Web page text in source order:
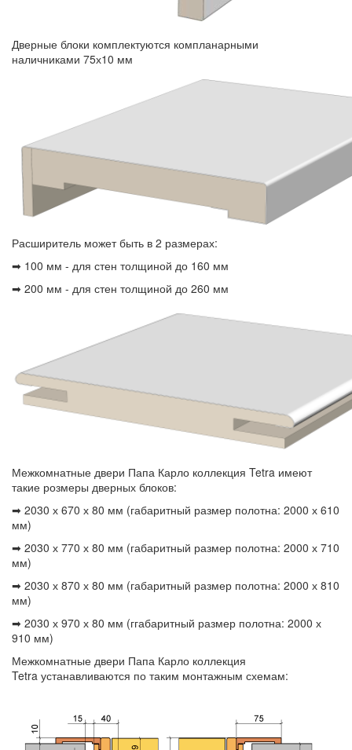
Дверные блоки комплектуются компланарными
наличниками 75х10 мм
Расширитель может быть в 2 размерах:
➡ 100 мм - для стен толщиной до 160 мм
➡ 200 мм - для стен толщиной до 260 мм
Межкомнатные двери Папа Карло коллекция Tetra имеют
такие розмеры дверных блоков:
➡ 2030 х 670 х 80 мм (габаритный размер полотна: 2000 х 610
мм)
➡ 2030 х 770 х 80 мм (габаритный размер полотна: 2000 х 710
мм)
➡ 2030 х 870 х 80 мм (габаритный размер полотна: 2000 х 810
мм)
➡ 2030 х 970 х 80 мм (ггабаритный размер полотна: 2000 х
910 мм)
Межкомнатные двери Папа Карло коллекция
Tetra устанавливаются по таким монтажным схемам: